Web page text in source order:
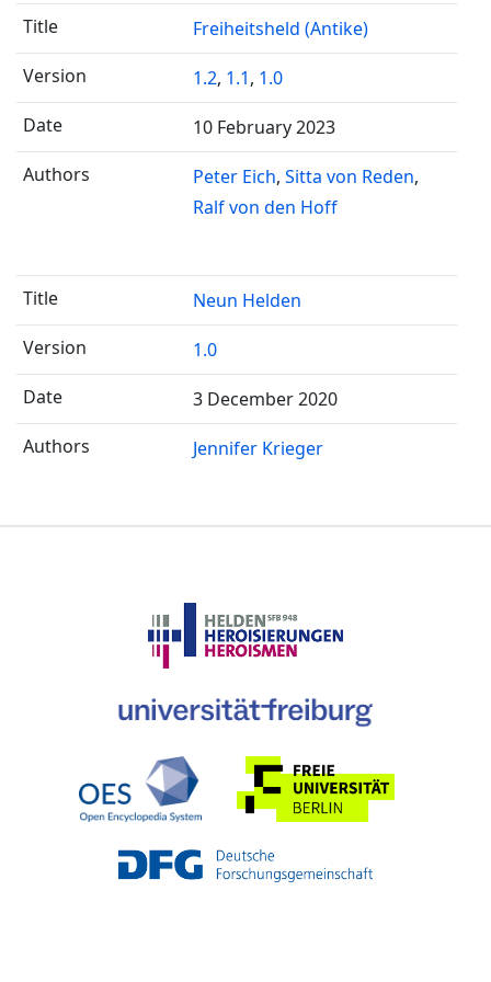
Freiheitsheld (Antike)
1.2, 1.1, 1.0
10 February 2023
Peter Eich Sitta von Reden
Ralf von den Hoff
Neun Helden
1.0
3 December 2020
Jennifer Krieger